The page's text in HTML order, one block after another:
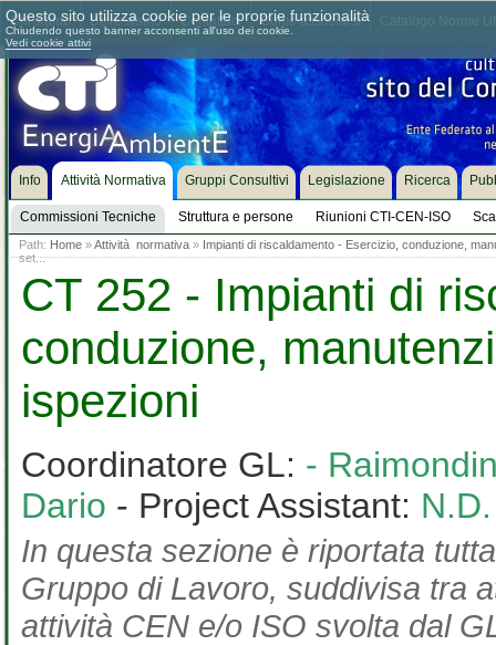
Chi siamo Dove siamo Contattaci Come associarsi
Info Attività Normativa
Commissioni Tecniche Struttura e persone Riunioni CTI-CEN-ISO
Gruppi Consultivi Legislazione Ricerca
Path: Home »Attività normativa » Impianti di riscaldamento - Esercizio, conduzione,
set...
CT 252 - Impianti di
conduzione,
ispezioni
Coordinatore GL: -
Dario - Project Assistant: N.D.
In questa sezione è riportata
Gruppo di Lavoro, suddivisa tra
attività CEN e/o ISO svolta dal
Questo sito utilizza cookie per le proprie funzionalità
Chiudendo questo banner acconsenti all'uso dei cookie.
Vedi cookie attivi